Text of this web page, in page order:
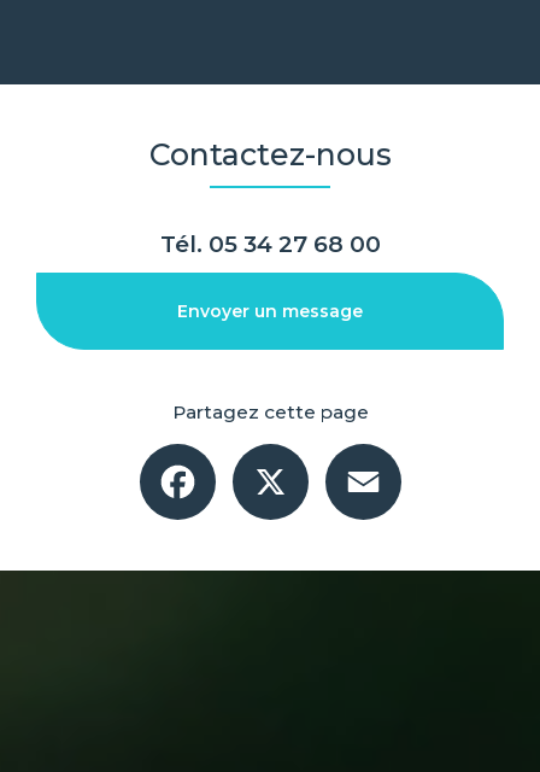
Contactez-nous
Tél. 05 34 27 68 00
Envoyer un message
Partagez cette page
Facebook